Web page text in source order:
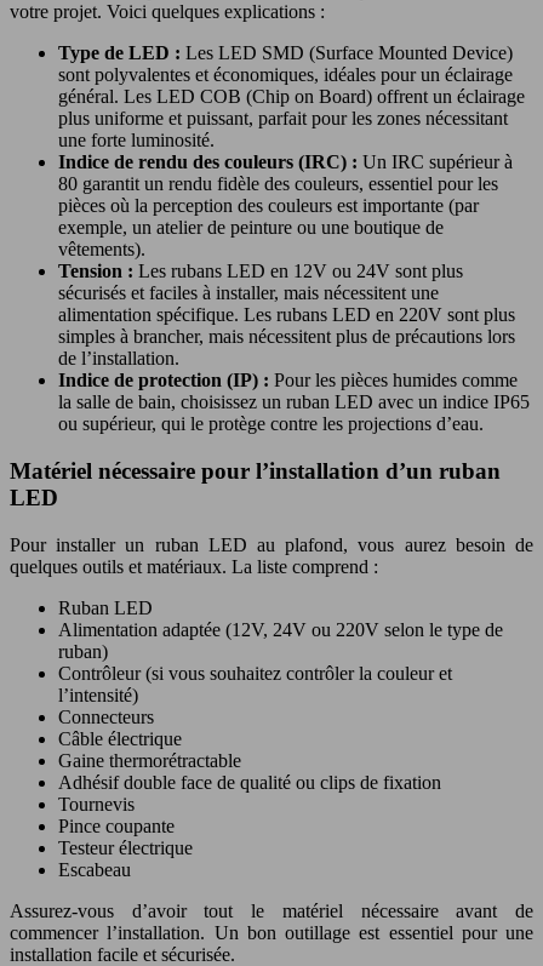
votre projet. Voici quelques explications :
Type de LED : Les LED SMD (Surface Mounted Device)
sont polyvalentes et économiques, idéales pour un éclairage
général. Les LED COB (Chip on Board) offrent un éclairage
plus uniforme et puissant, parfait pour les zones nécessitant
une forte luminosité.
Indice de rendu des couleurs (IRC) : Un IRC supérieur à
80 garantit un rendu fidèle des couleurs, essentiel pour les
pièces où la perception des couleurs est importante (par
exemple, un atelier de peinture ou une boutique de
vêtements).
Tension : Les rubans LED en 12V ou 24V sont plus
sécurisés et faciles à installer, mais nécessitent une
alimentation spécifique. Les rubans LED en 220V sont plus
simples à brancher, mais nécessitent plus de précautions lors
de l’installation.
Indice de protection (IP) : Pour les pièces humides comme
la salle de bain, choisissez un ruban LED avec un indice IP65
ou supérieur, qui le protège contre les projections d’eau.
Matériel nécessaire pour l’installation d’un ruban
LED
Pour installer un ruban LED au plafond, vous aurez besoin de
quelques outils et matériaux. La liste comprend :
Ruban LED
Alimentation adaptée (12V, 24V ou 220V selon le type de
ruban)
Contrôleur (si vous souhaitez contrôler la couleur et
l’intensité)
Connecteurs
Câble électrique
Gaine thermorétractable
Adhésif double face de qualité ou clips de fixation
Tournevis
Pince coupante
Testeur électrique
Escabeau
Assurez-vous d’avoir tout le matériel nécessaire avant de
commencer l’installation. Un bon outillage est essentiel pour une
installation facile et sécurisée.